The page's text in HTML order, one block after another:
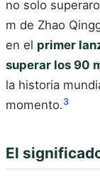
no solo
m de Zhao
en el primer
superar los 90
la historia
momento.3
El